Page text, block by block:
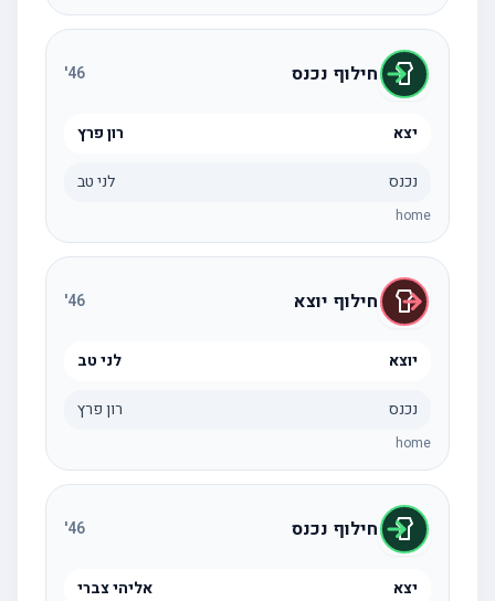
חילוף נכנס 46
'
יצא רון פרץ
נכנס לני טב
home
חילוף יוצא 46
'
יוצא לני טב
נכנס רון פרץ
home
חילוף נכנס 46
'
יצא אליהי צברי